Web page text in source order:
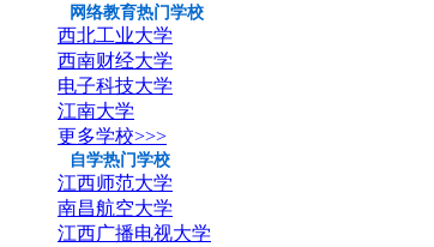
网络教育热门学校
西北工业大学
西南财经大学
电子科技大学
江南大学
更多学校>>>
自学热门学校
江西师范大学
南昌航空大学
江西广播电视大学